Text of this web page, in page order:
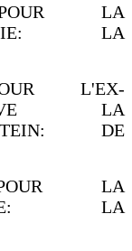
LA
LA
L'EX-
LA
DE
LA
LA